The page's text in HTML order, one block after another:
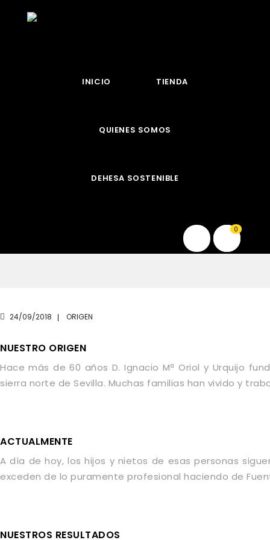
INICIO TIENDA
QUIENES SOMOS
DEHESA SOSTENIBLE
0
24/09/2018 ORIGEN
NUESTRO ORIGEN
Hace más de 60 años D. Ignacio Mª Oriol y Urquijo
sierra norte de Sevilla. Muchas familias han vivido y
ACTUALMENTE
A día de hoy, los hijos y nietos de esas personas
exceden de lo puramente profesional haciendo de
NUESTROS RESULTADOS